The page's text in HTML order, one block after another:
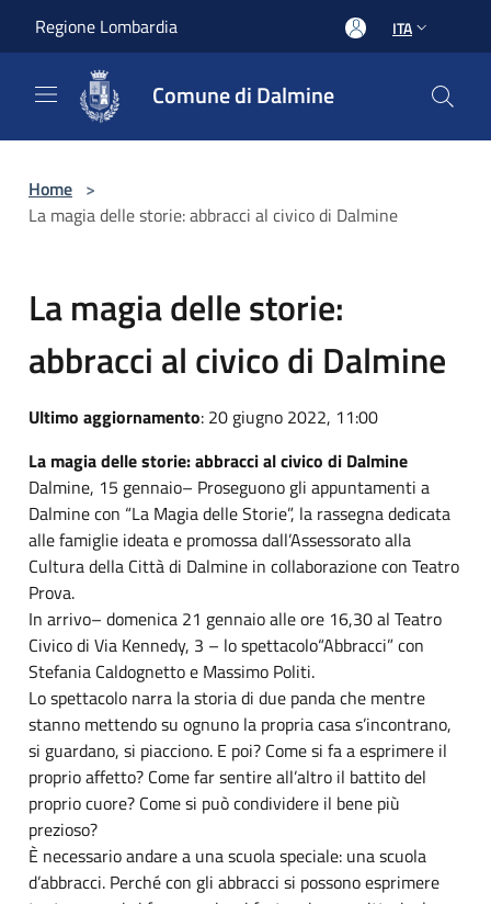
Regione Lombardia ITA
Comune di Dalmine
Home >
La magia delle storie: abbracci al civico di Dalmine
La magia delle storie:
abbracci al civico di Dalmine
Ultimo aggiornamento: 20 giugno 2022, 11:00
La magia delle storie: abbracci al civico di Dalmine
Dalmine, 15 gennaio– Proseguono gli appuntamenti a
Dalmine con “La Magia delle Storie”, la rassegna dedicata
alle famiglie ideata e promossa dall’Assessorato alla
Cultura della Città di Dalmine in collaborazione con Teatro
Prova.
In arrivo– domenica 21 gennaio alle ore 16,30 al Teatro
Civico di Via Kennedy, 3 – lo spettacolo“Abbracci” con
Stefania Caldognetto e Massimo Politi.
Lo spettacolo narra la storia di due panda che mentre
stanno mettendo su ognuno la propria casa s’incontrano,
si guardano, si piacciono. E poi? Come si fa a esprimere il
proprio affetto? Come far sentire all’altro il battito del
proprio cuore? Come si può condividere il bene più
prezioso?
È necessario andare a una scuola speciale: una scuola
d’abbracci. Perché con gli abbracci si possono esprimere